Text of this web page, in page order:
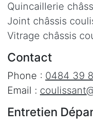
Quincaillerie
Joint châssis
Vitrage châssis
Contact
Phone : 0484 39
Email :
Entretien